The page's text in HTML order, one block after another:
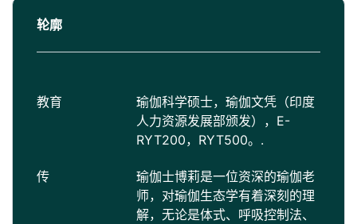
轮廓
教育
瑜伽科学硕士，瑜伽文凭（印度
人力资源发展部颁发），E-
RYT200，RYT500。.
传
瑜伽士博莉是一位资深的瑜伽老
师，对瑜伽生态学有着深刻的理
解，无论是体式、呼吸控制法、